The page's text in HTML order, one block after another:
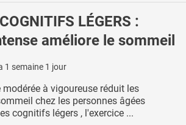
LÉGERS :
améliore le sommeil
1 semaine 1 jour
à vigoureuse réduit les
chez les personnes âgées
cognitifs légers , l'exercice ...